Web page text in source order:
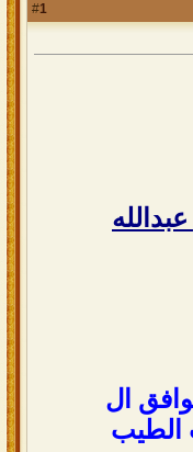
1
ال
الطيب